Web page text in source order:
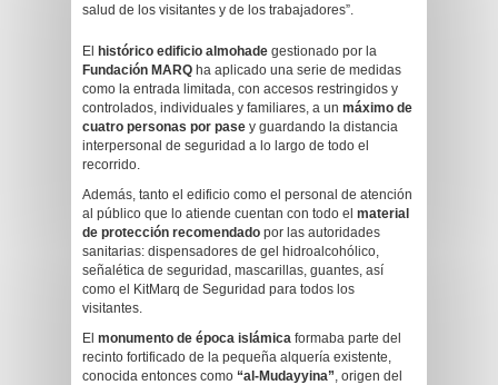
salud de los visitantes y de los trabajadores”.
El histórico edificio almohade gestionado por la
Fundación MARQ ha aplicado una serie de medidas
como la entrada limitada, con accesos restringidos y
controlados, individuales y familiares, a un máximo de
cuatro personas por pase y guardando la distancia
interpersonal de seguridad a lo largo de todo el
recorrido.
Además, tanto el edificio como el personal de atención
al público que lo atiende cuentan con todo el material
de protección recomendado por las autoridades
sanitarias: dispensadores de gel hidroalcohólico,
señalética de seguridad, mascarillas, guantes, así
como el KitMarq de Seguridad para todos los
visitantes.
El monumento de época islámica formaba parte del
recinto fortificado de la pequeña alquería existente,
conocida entonces como “al-Mudayyina”, origen del